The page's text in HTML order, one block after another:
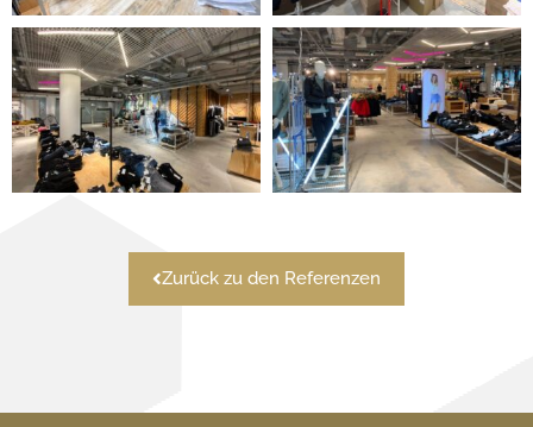
Zurück zu den Referenzen